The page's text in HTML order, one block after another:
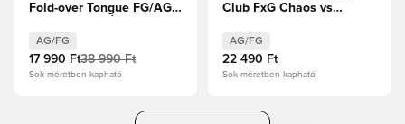
Fold-over Tongue FG/AG
Korall/Fehér
cipők/Ragyogó narancs
AG/FG
17 990 Ft38 990 Ft
Sok méretben kapható
Club FxG Chaos vs
AG/FG
22 490 Ft
Sok méretben kapható